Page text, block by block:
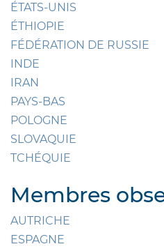
ÉTATS-UNIS
ÉTHIOPIE
FÉDÉRATION DE RUSSIE
INDE
IRAN
PAYS-BAS
POLOGNE
SLOVAQUIE
TCHÉQUIE
Membres
AUTRICHE
ESPAGNE